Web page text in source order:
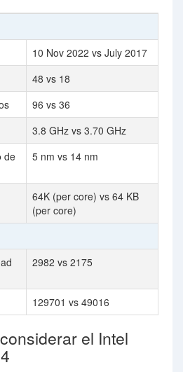
10 Nov 2022 vs July 2017
48 vs 18
96 vs 36
3.8 GHz vs 3.70 GHz
de
5 nm vs 14 nm
64K (per core) vs 64 KB
(per core)
2982 vs 2175
129701 vs 49016
el Intel